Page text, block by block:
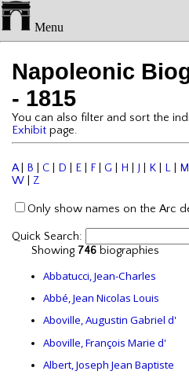
Menu
Napoleonic
- 1815
You can also filter and sort the
Exhibit page.
A| B C D E F G H J K L M
W
Z
Only show names on the Arc
Quick Search:
Showing 746 biographies
Abbatucci, Jean-Charles
Abbé, Jean Nicolas Louis
Aboville, Augustin Gabriel d'
Aboville, François Marie d'
Albert, Joseph Jean Baptiste